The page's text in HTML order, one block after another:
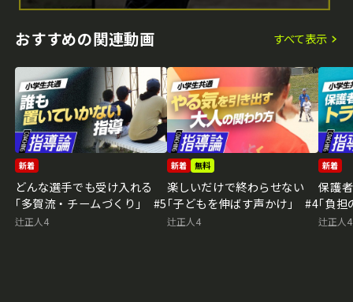
おすすめの関連動画 すべて表示
新着
どんな選手でも受け入れる
｢多賀流・チームづくり｣ #5
辻正人4
新着 無料
楽しいだけで終わらせない
｢子どもを伸ばす声かけ｣ #4
辻正人4
新着
保護
｢負
辻正人4